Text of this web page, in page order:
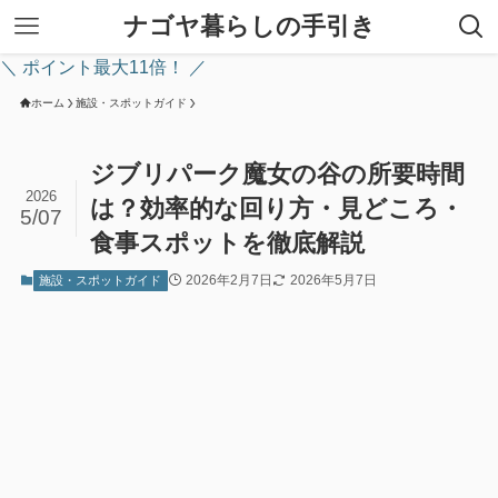
ナゴヤ暮らしの手引き
＼ ポイント最大11倍！ ／
ホーム 施設・スポットガイド
ジブリパーク魔女の谷の所要時間
は？効率的な回り方・見どころ・
食事スポットを徹底解説
2026
5/07
施設・スポットガイド 2026年2月7日 2026年5月7日